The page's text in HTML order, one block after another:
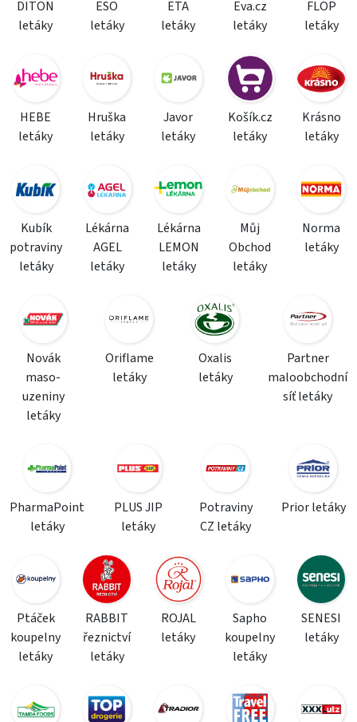
DITON
letáky
ESO
letáky
ETA
letáky
Eva.cz
letáky
FLOP
letáky
HEBE
letáky
Hruška
letáky
Javor
letáky
Košík.cz
letáky
Krásno
letáky
Kubík
potraviny
letáky
Lékárna
AGEL
letáky
Lékárna
LEMON
letáky
Můj
Obchod
letáky
Norma
letáky
Novák
maso-
uzeniny
letáky
Oriflame
letáky
Oxalis
letáky
Partner
maloobchodní
síť letáky
PharmaPoint
letáky
PLUS JIP
letáky
Potraviny
CZ letáky
Prior letáky
Ptáček
koupelny
letáky
RABBIT
řeznictví
letáky
ROJAL
letáky
Sapho
koupelny
letáky
SENESI
letáky